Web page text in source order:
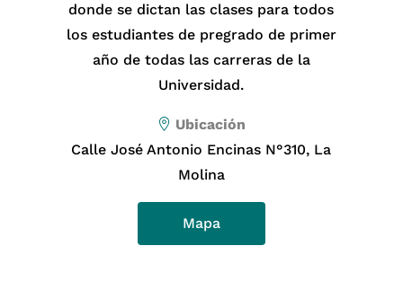
Inicial Intercultural Bilingüe y de
donde se dictan las clases para todos
los estudiantes de pregrado de primer
año de todas las carreras de la
Universidad.
Ubicación
Calle José Antonio Encinas N°310, La
Molina
Mapa